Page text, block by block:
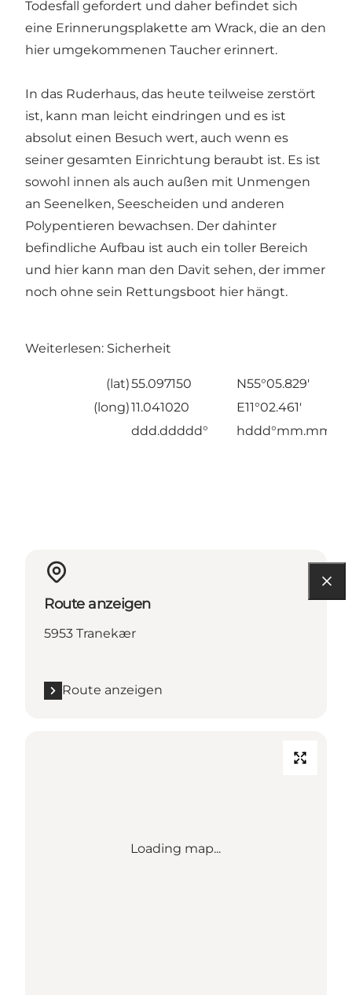
Todesfall gefordert und daher befindet sich
eine Erinnerungsplakette am Wrack, die an den
hier umgekommenen Taucher erinnert.
In das Ruderhaus, das heute teilweise zerstört
ist, kann man leicht eindringen und es ist
absolut einen Besuch wert, auch wenn es
seiner gesamten Einrichtung beraubt ist. Es ist
sowohl innen als auch außen mit Unmengen
an Seenelken, Seescheiden und anderen
Polypentieren bewachsen. Der dahinter
befindliche Aufbau ist auch ein toller Bereich
und hier kann man den Davit sehen, der immer
noch ohne sein Rettungsboot hier hängt.
Weiterlesen: Sicherheit
(lat)55.097150
N55°05.829'
(long)11.041020
E11°02.461'
ddd.ddddd°
hddd°mm.mmm'
Route anzeigen
5953 Tranekær
Route anzeigen
Loading map...